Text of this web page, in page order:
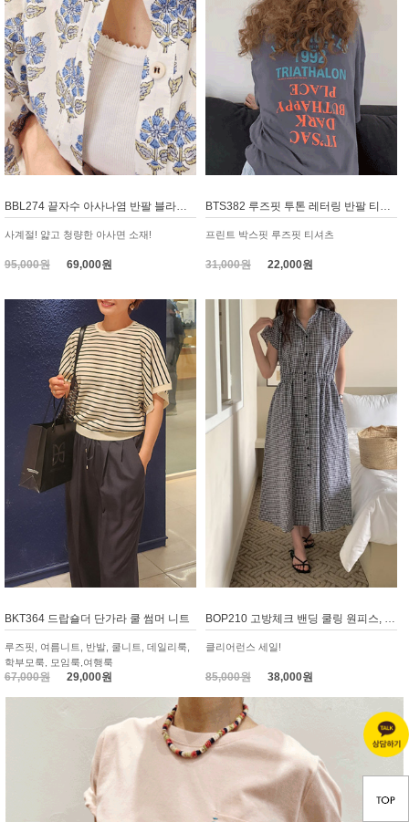
BBL274 끝자수 아사나염 반팔 블라우스
사계절! 얇고 청량한 아사면 소재!
95,000원69,000원
BTS382 루즈핏 투톤 레터링 반팔 티셔츠, 롱티
프린트 박스핏 루즈핏 티셔츠
31,000원22,000원
BKT364 드랍숄더 단가라 쿨 썸머 니트
루즈핏, 여름니트, 반발, 쿨니트, 데일리룩,
학부모룩, 모임룩,여행룩
67,000원29,000원
클리어런스 세일!
85,000원38,000원